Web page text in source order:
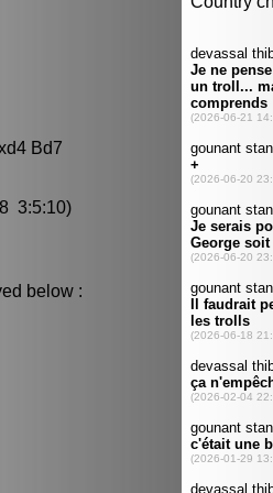
Bd7
3:5:10)
below :